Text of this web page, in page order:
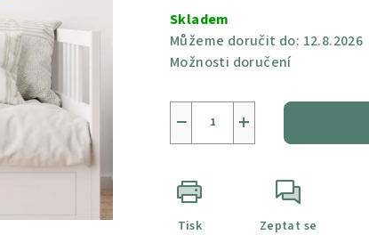
hvězdiček.
cena:
Skladem
Můžeme doručit do: 12.8.2026
Možnosti doručení
+
−
Tisk Zeptat se